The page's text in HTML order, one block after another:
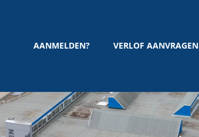
AANMELDEN? VERLOF AANVRAGEN